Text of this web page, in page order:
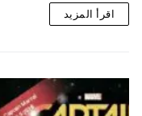
اقرأ المزيد